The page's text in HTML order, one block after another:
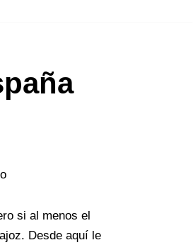
si al menos el
Desde aquí le